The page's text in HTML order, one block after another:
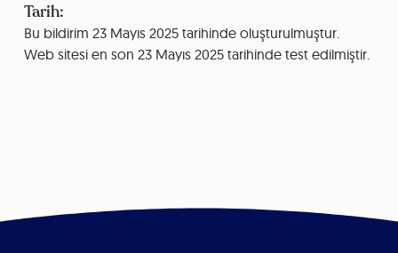
Tarih:
Bu bildirim 23 Mayıs 2025 tarihinde oluşturulmuştur.
Web sitesi en son 23 Mayıs 2025 tarihinde test edilmiştir.